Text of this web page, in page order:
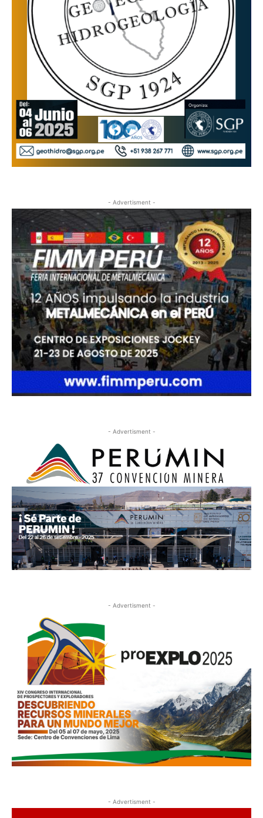
- Advertisment -
- Advertisment -
- Advertisment -
- Advertisment -